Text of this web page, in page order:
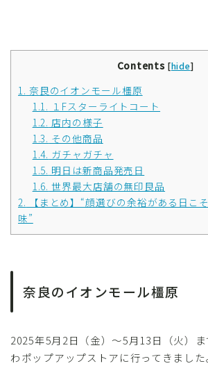
Contents [hide]
1. 奈良のイオンモール橿原
1.1. １Fスターライトコート
1.2. 店内の様子
1.3. その他商品
1.4. ガチャガチャ
1.5. 明日は新商品発売日
1.6. 世界最大店舗の無印良品
2. 【まとめ】“顔選びの余裕がある日こ
味”
奈良のイオンモール橿原
2025年5月2日（金）〜5月13日（火）
わポップアップストアに行ってきました